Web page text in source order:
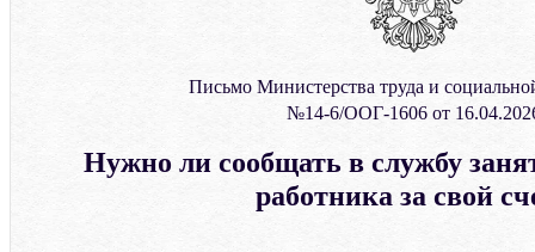
Письмо Министерства труда и
№14-6/ООГ-1606 от
Нужно ли сообщать в службу
работника за свой